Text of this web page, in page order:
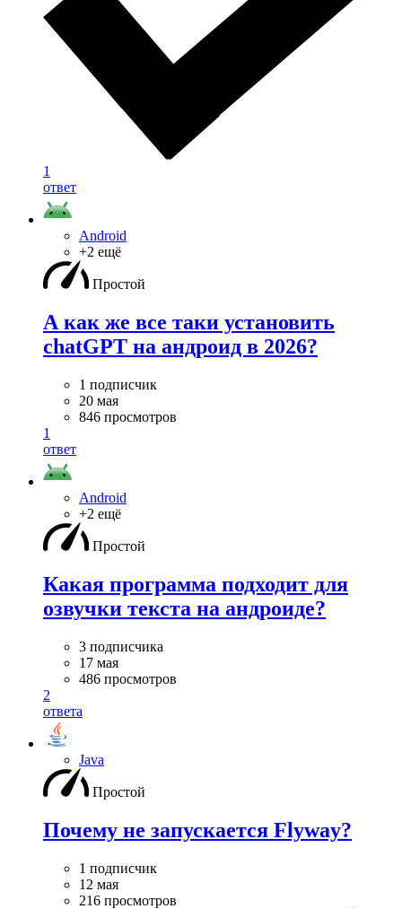
1
ответ
Android
+2 ещё
Простой
А как же все таки установить
chatGPT на андроид в 2026?
1 подписчик
20 мая
846 просмотров
1
ответ
Android
+2 ещё
Простой
Какая программа подходит для
озвучки текста на андроиде?
3 подписчика
17 мая
486 просмотров
2
ответа
Java
Простой
Почему не запускается Flyway?
1 подписчик
12 мая
216 просмотров